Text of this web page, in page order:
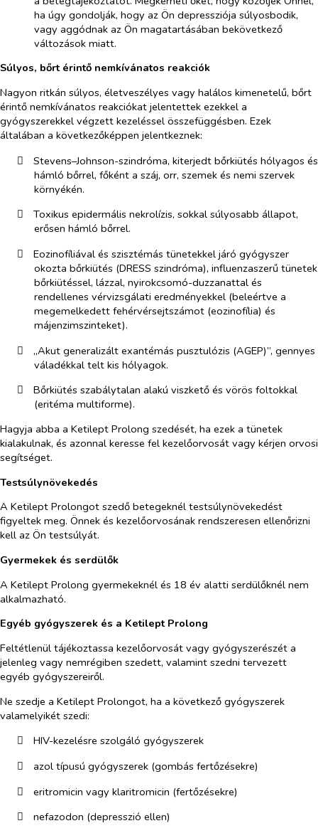
ha úgy gondolják, hogy az Ön depressziója súlyosbodik,
vagy aggódnak az Ön magatartásában bekövetkező
változások miatt.
Súlyos, bőrt érintő nemkívánatos reakciók
Nagyon ritkán súlyos, életveszélyes vagy halálos kimenetelű, bőrt
érintő nemkívánatos reakciókat jelentettek ezekkel a
gyógyszerekkel végzett kezeléssel összefüggésben. Ezek
általában a következőképpen jelentkeznek:
​
Stevens–Johnson-szindróma, kiterjedt bőrkiütés hólyagos és
hámló bőrrel, főként a száj, orr, szemek és nemi szervek
környékén.
​
Toxikus epidermális nekrolízis, sokkal súlyosabb állapot,
erősen hámló bőrrel.
​
Eozinofíliával és szisztémás tünetekkel járó gyógyszer
okozta bőrkiütés (DRESS szindróma), influenzaszerű tünetek
bőrkiütéssel, lázzal, nyirokcsomó-duzzanattal és
rendellenes vérvizsgálati eredményekkel (beleértve a
megemelkedett fehérvérsejtszámot (eozinofília) és
májenzimszinteket).
​
„Akut generalizált exantémás pusztulózis (AGEP)”, gennyes
váladékkal telt kis hólyagok.
​
Bőrkiütés szabálytalan alakú viszkető és vörös foltokkal
(eritéma multiforme).
Hagyja abba a Ketilept Prolong szedését, ha ezek a tünetek
kialakulnak, és azonnal keresse fel kezelőorvosát vagy kérjen orvosi
segítséget.
Testsúlynövekedés
A Ketilept Prolongot szedő betegeknél testsúlynövekedést
figyeltek meg. Önnek és kezelőorvosának rendszeresen ellenőrizni
kell az Ön testsúlyát.
Gyermekek és serdülők
A Ketilept Prolong gyermekeknél és 18 év alatti serdülőknél nem
alkalmazható.
Egyéb gyógyszerek és a Ketilept Prolong
Feltétlenül tájékoztassa kezelőorvosát vagy gyógyszerészét a
jelenleg vagy nemrégiben szedett, valamint szedni tervezett
egyéb gyógyszereiről.
Ne szedje a Ketilept Prolongot, ha a következő gyógyszerek
valamelyikét szedi:
​
HIV-kezelésre szolgáló gyógyszerek
​
azol típusú gyógyszerek (gombás fertőzésekre)
​
eritromicin vagy klaritromicin (fertőzésekre)
​
nefazodon (depresszió ellen)